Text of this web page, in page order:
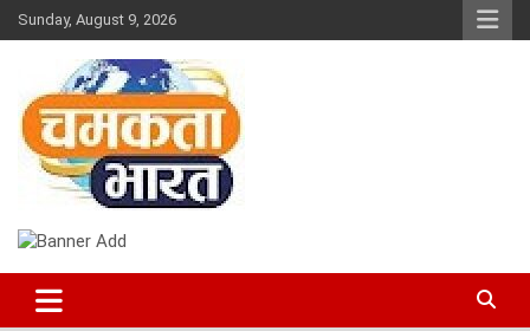
Skip
to
Sunday, August 9, 2026
CHAMAKTA BHARAT